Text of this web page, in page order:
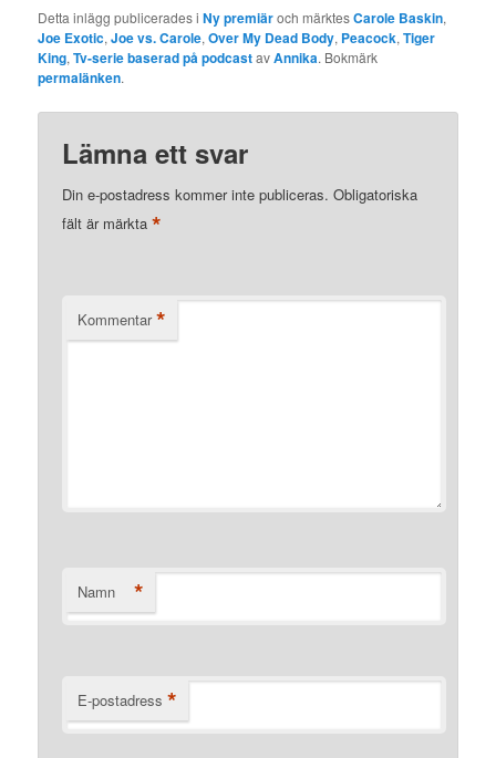
Detta inlägg publicerades iNy premiäroch märktesCarole Baskin,
Joe Exotic,Joe vs. Carole,Over My Dead Body, Peacock,Tiger
King,Tv-serie baserad på podcastavAnnika. Bokmärk
permalänken.
Lämna ett svar
Din e-postadress kommer inte publiceras. Obligatoriska
fält är märkta*
Kommentar *
Namn *
E-postadress *